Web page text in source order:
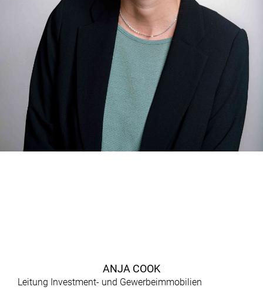
ANJA COOK
Leitung Investment- und Gewerbeimmobilien